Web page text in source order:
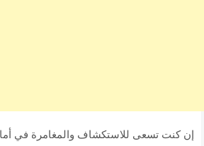
إن كنت تسعى للاستكشاف والمغامرة في